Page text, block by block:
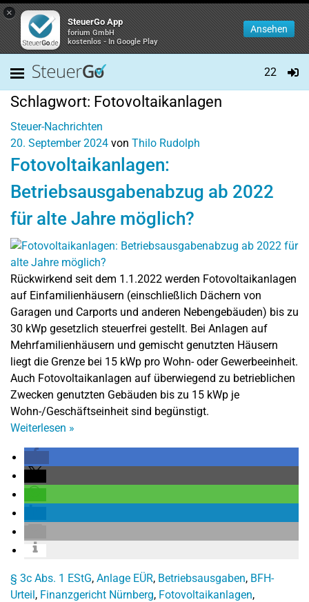
×
SteuerGo App
forium GmbH
kostenlos - In Google Play
Ansehen
22
Schlagwort: Fotovoltaikanlagen
Steuer-Nachrichten
20. September 2024 von Thilo Rudolph
Fotovoltaikanlagen:
Betriebsausgabenabzug ab 2022
für alte Jahre möglich?
Rückwirkend seit dem 1.1.2022 werden Fotovoltaikanlagen
auf Einfamilienhäusern (einschließlich Dächern von
Garagen und Carports und anderen Nebengebäuden) bis zu
30 kWp gesetzlich steuerfrei gestellt. Bei Anlagen auf
Mehrfamilienhäusern und gemischt genutzten Häusern
liegt die Grenze bei 15 kWp pro Wohn- oder Gewerbeeinheit.
Auch Fotovoltaikanlagen auf überwiegend zu betrieblichen
Zwecken genutzten Gebäuden bis zu 15 kWp je
Wohn-/Geschäftseinheit sind begünstigt.
Weiterlesen »
§ 3c Abs. 1 EStG, Anlage EÜR, Betriebsausgaben, BFH-
Urteil, Finanzgericht Nürnberg, Fotovoltaikanlagen,